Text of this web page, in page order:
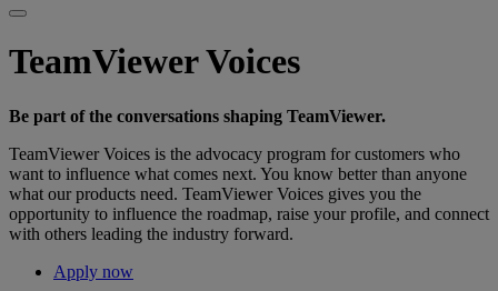
TeamViewer Voices
Be part of the conversations shaping TeamViewer.
TeamViewer Voices is the advocacy program for customers who
want to influence what comes next. You know better than anyone
what our products need. TeamViewer Voices gives you the
opportunity to influence the roadmap, raise your profile, and connect
with others leading the industry forward.
Apply now